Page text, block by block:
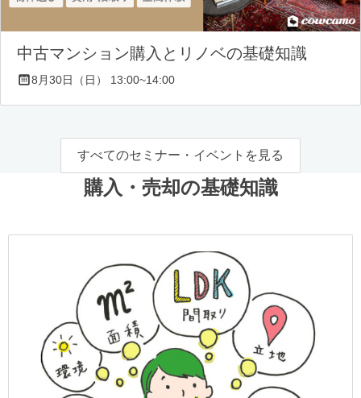
中古マンション購入とリノベの基礎知識
8月30日（日） 13:00~14:00
すべてのセミナー・イベントを見る
購入・売却の基礎知識